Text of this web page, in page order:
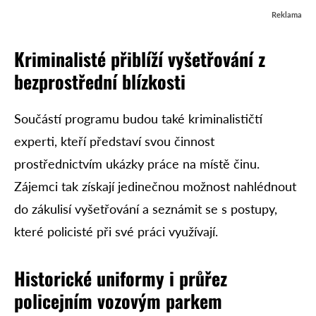
Reklama
Kriminalisté přiblíží vyšetřování z
bezprostřední blízkosti
Součástí programu budou také kriminalističtí
experti, kteří představí svou činnost
prostřednictvím ukázky práce na místě činu.
Zájemci tak získají jedinečnou možnost nahlédnout
do zákulisí vyšetřování a seznámit se s postupy,
které policisté při své práci využívají.
Historické uniformy i průřez
policejním vozovým parkem